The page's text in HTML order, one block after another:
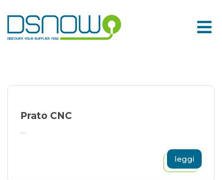
to
content
Prato CNC
...
leggi